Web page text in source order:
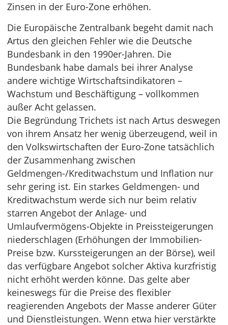
Zinsen in der Euro-Zone erhöhen.
Die Europäische Zentralbank begeht damit nach
Artus den gleichen Fehler wie die Deutsche
Bundesbank in den 1990er-Jahren. Die
Bundesbank habe damals bei ihrer Analyse
andere wichtige Wirtschaftsindikatoren –
Wachstum und Beschäftigung – vollkommen
außer Acht gelassen.
Die Begründung Trichets ist nach Artus deswegen
von ihrem Ansatz her wenig überzeugend, weil in
den Volkswirtschaften der Euro-Zone tatsächlich
der Zusammenhang zwischen
Geldmengen-/Kreditwachstum und Inflation nur
sehr gering ist. Ein starkes Geldmengen- und
Kreditwachstum werde sich nur beim relativ
starren Angebot der Anlage- und
Umlaufvermögens-Objekte in Preissteigerungen
niederschlagen (Erhöhungen der Immobilien-
Preise bzw. Kurssteigerungen an der Börse), weil
das verfügbare Angebot solcher Aktiva kurzfristig
nicht erhöht werden könne. Das gelte aber
keineswegs für die Preise des flexibler
reagierenden Angebots der Masse anderer Güter
und Dienstleistungen. Wenn etwa hier verstärkte